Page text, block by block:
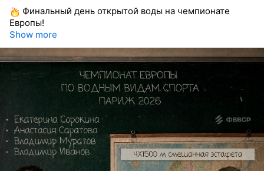
Финальный день открытой воды на чемпионате
Европы!
Show more